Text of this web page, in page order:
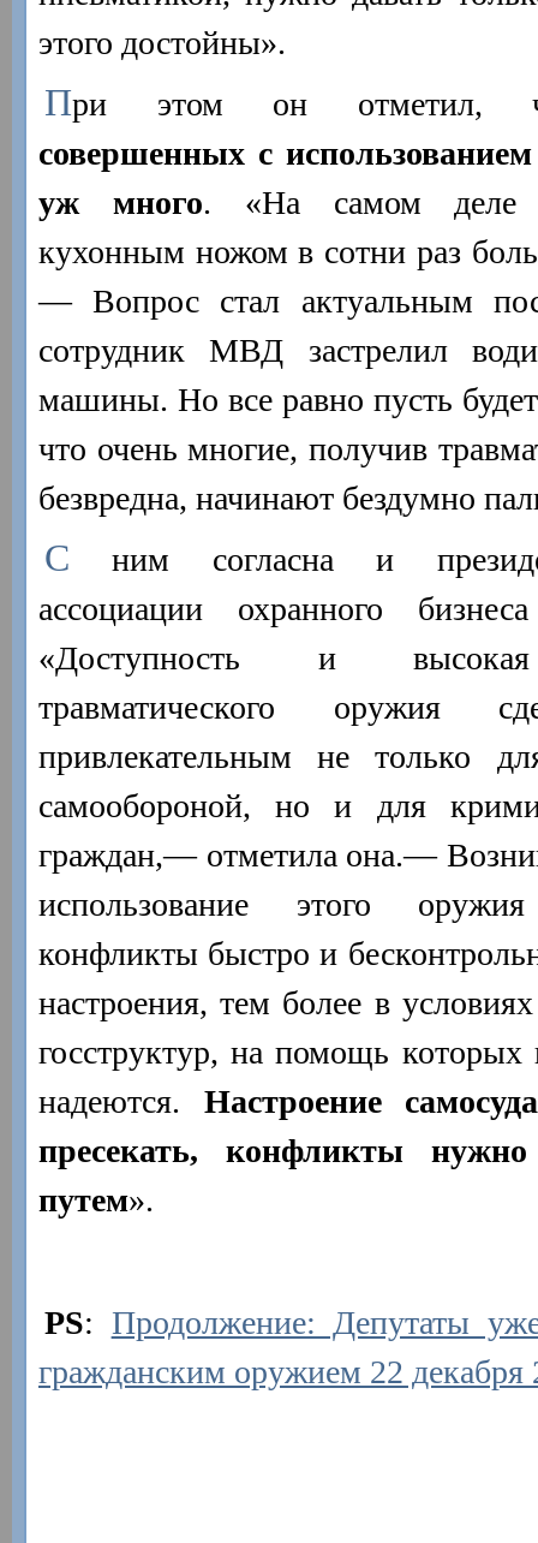
этого достойны».
При этом он
совершенных с
уж много. «На самом деле
кухонным ножом в сотни раз
— Вопрос стал актуальным
сотрудник МВД застрелил
машины. Но все равно пусть
что очень многие, получив
безвредна, начинают бездумно
С ним согласна и
ассоциации охранного
«Доступность и высокая
травматического оружия
привлекательным не только
самообороной, но и для
граждан,— отметила она.—
использование этого
конфликты быстро и
настроения, тем более в
госструктур, на помощь которых
надеются. Настроение
пресекать, конфликты
путем».
PS: Продолжение: Депутаты
гражданским оружием 22 декабря